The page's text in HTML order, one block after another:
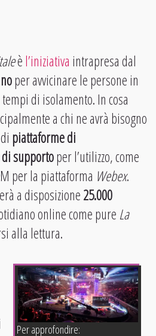
èl’iniziativa intrapresa dal
per avvicinare le persone in
di isolamento. In cosa
a chi ne avrà bisogno
piattaforme di
supportoper l’utilizzo, come
per la piattaforma Webex.
a disposizione25.000
online come pure La
alla lettura.
Per approfondire: